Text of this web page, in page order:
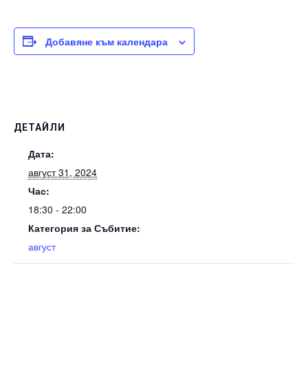
Добавяне към календара
ДЕТАЙЛИ
Дата:
август 31, 2024
Час:
18:30 - 22:00
Категория за Събитие:
август